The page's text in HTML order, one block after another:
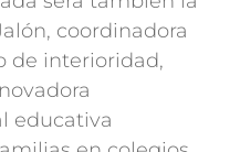
coordinadora
de interioridad,
educativa